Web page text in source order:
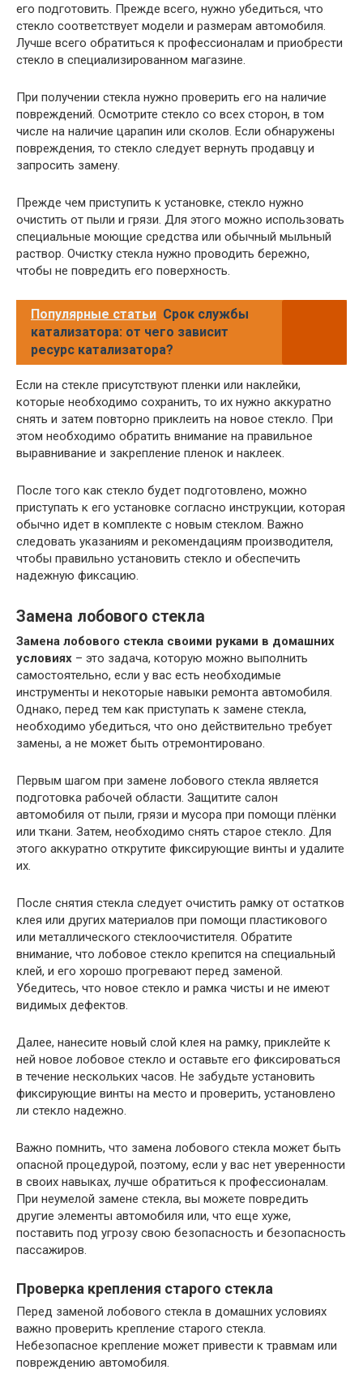
его подготовить. Прежде всего, нужно убедиться, что
стекло соответствует модели и размерам автомобиля.
Лучше всего обратиться к профессионалам и приобрести
стекло в специализированном магазине.
При получении стекла нужно проверить его на наличие
повреждений. Осмотрите стекло со всех сторон, в том
числе на наличие царапин или сколов. Если обнаружены
повреждения, то стекло следует вернуть продавцу и
запросить замену.
Прежде чем приступить к установке, стекло нужно
очистить от пыли и грязи. Для этого можно использовать
специальные моющие средства или обычный мыльный
раствор. Очистку стекла нужно проводить бережно,
чтобы не повредить его поверхность.
Популярные статьи Срок службы
катализатора: от чего зависит
ресурс катализатора?
Если на стекле присутствуют пленки или наклейки,
которые необходимо сохранить, то их нужно аккуратно
снять и затем повторно приклеить на новое стекло. При
этом необходимо обратить внимание на правильное
выравнивание и закрепление пленок и наклеек.
После того как стекло будет подготовлено, можно
приступать к его установке согласно инструкции, которая
обычно идет в комплекте с новым стеклом. Важно
следовать указаниям и рекомендациям производителя,
чтобы правильно установить стекло и обеспечить
надежную фиксацию.
Замена лобового стекла
Замена лобового стекла своими руками в домашних
условиях – это задача, которую можно выполнить
самостоятельно, если у вас есть необходимые
инструменты и некоторые навыки ремонта автомобиля.
Однако, перед тем как приступать к замене стекла,
необходимо убедиться, что оно действительно требует
замены, а не может быть отремонтировано.
Первым шагом при замене лобового стекла является
подготовка рабочей области. Защитите салон
автомобиля от пыли, грязи и мусора при помощи плёнки
или ткани. Затем, необходимо снять старое стекло. Для
этого аккуратно открутите фиксирующие винты и удалите
их.
После снятия стекла следует очистить рамку от остатков
клея или других материалов при помощи пластикового
или металлического стеклоочистителя. Обратите
внимание, что лобовое стекло крепится на специальный
клей, и его хорошо прогревают перед заменой.
Убедитесь, что новое стекло и рамка чисты и не имеют
видимых дефектов.
Далее, нанесите новый слой клея на рамку, приклейте к
ней новое лобовое стекло и оставьте его фиксироваться
в течение нескольких часов. Не забудьте установить
фиксирующие винты на место и проверить, установлено
ли стекло надежно.
Важно помнить, что замена лобового стекла может быть
опасной процедурой, поэтому, если у вас нет уверенности
в своих навыках, лучше обратиться к профессионалам.
При неумелой замене стекла, вы можете повредить
другие элементы автомобиля или, что еще хуже,
поставить под угрозу свою безопасность и безопасность
пассажиров.
Проверка крепления старого стекла
Перед заменой лобового стекла в домашних условиях
важно проверить крепление старого стекла.
Небезопасное крепление может привести к травмам или
повреждению автомобиля.